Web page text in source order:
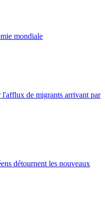
mondiale
l'afflux de migrants arrivant par
détournent les nouveaux